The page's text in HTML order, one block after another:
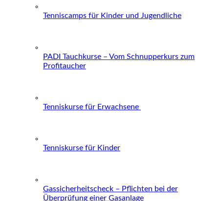
Tenniscamps für Kinder und Jugendliche
PADI Tauchkurse – Vom Schnupperkurs zum
Profitaucher
Tenniskurse für Erwachsene
Tenniskurse für Kinder
Gassicherheitscheck – Pflichten bei der
Überprüfung einer Gasanlage